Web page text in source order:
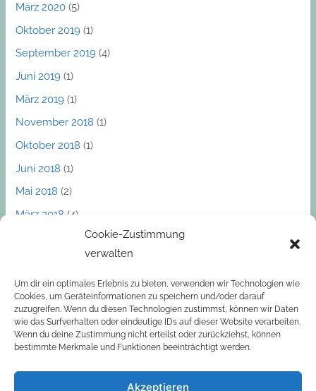
Cookie-Zustimmung
verwalten
Um dir ein optimales Erlebnis zu bieten, verwenden wir Technologien wie
Cookies, um Geräteinformationen zu speichern und/oder darauf
zuzugreifen. Wenn du diesen Technologien zustimmst, können wir Daten
wie das Surfverhalten oder eindeutige IDs auf dieser Website verarbeiten.
Wenn du deine Zustimmung nicht erteilst oder zurückziehst, können
bestimmte Merkmale und Funktionen beeinträchtigt werden.
Akzeptieren
März 2020 (5)
Oktober 2019 (1)
September 2019 (4)
Juni 2019 (1)
März 2019 (1)
November 2018 (1)
Oktober 2018 (1)
Juni 2018 (1)
Mai 2018 (2)
März 2018 (4)
Dezember 2017(1)
November 2017(1)
Oktober 2017(2)
September 2017(2)
März 2017 (1)